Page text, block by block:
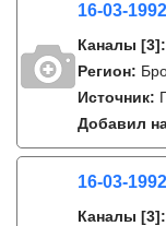
16-03-
Каналы [3]:
Регион:
Источник:
Добавил
16-03-
Каналы [3]: